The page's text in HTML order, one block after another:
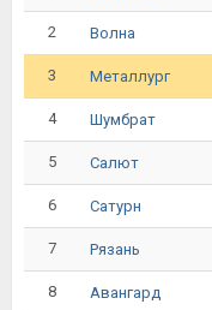
2 Волна
3 Металлург
4 Шумбрат
5 Салют
6 Сатурн
7 Рязань
8 Авангард